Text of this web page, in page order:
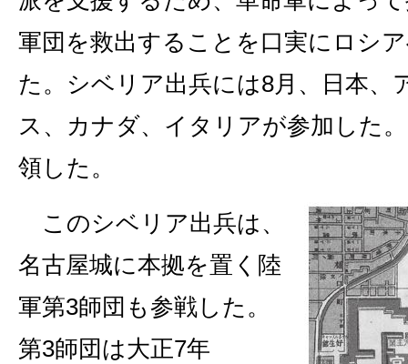
軍団を救出することを口実にロシ
た。シベリア出兵には8月、日本、
ス、カナダ、イタリアが参加した
領した。
このシベリア出兵は、
名古屋城に本拠を置く陸
軍第3師団も参戦した。
第3師団は大正7年